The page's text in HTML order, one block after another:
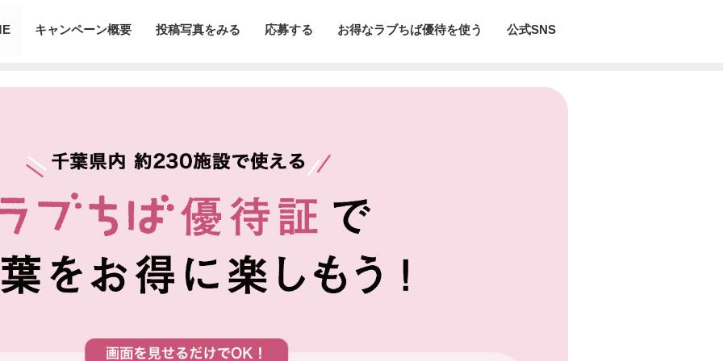
キャンペーン概要 投稿写真をみる 応募する お得なラブちば優待を使う 公式SNS